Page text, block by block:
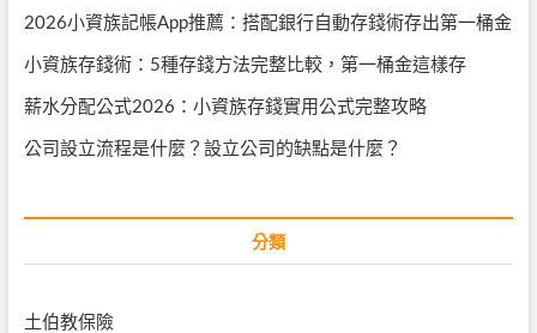
2026小資族記帳App推薦：搭配銀行自動存錢術存出第一桶金
小資族存錢術：5種存錢方法完整比較，第一桶金這樣存
薪水分配公式2026：小資族存錢實用公式完整攻略
公司設立流程是什麼？設立公司的缺點是什麼？
分類
土伯教保險